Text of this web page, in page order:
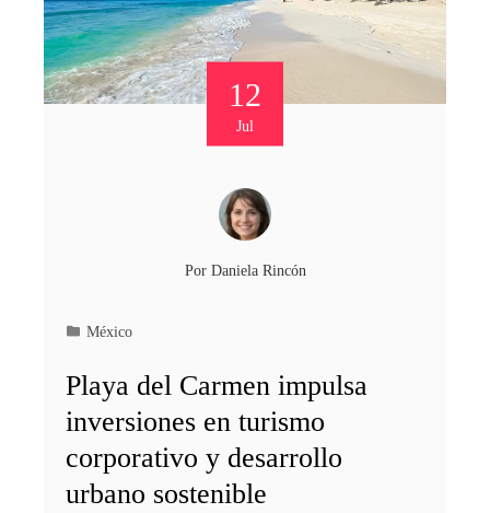
12
Jul
Por Daniela Rincón
México
Playa del Carmen impulsa
inversiones en turismo
corporativo y desarrollo
urbano sostenible